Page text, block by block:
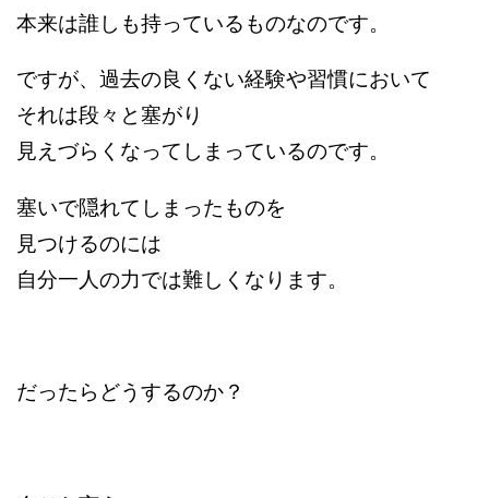
本来は誰しも持っているものなのです。
ですが、過去の良くない経験や習慣において
それは段々と塞がり
見えづらくなってしまっているのです。
塞いで隠れてしまったものを
見つけるのには
自分一人の力では難しくなります。
だったらどうするのか？